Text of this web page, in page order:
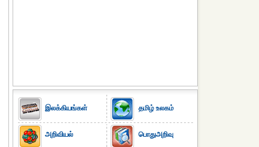
இலக்கியங்கள்
அறிவியல்
தமிழ் உலகம்
பொதுஅறிவு